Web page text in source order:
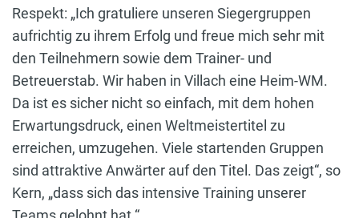
Respekt: „Ich gratuliere unseren Siegergruppen
aufrichtig zu ihrem Erfolg und freue mich sehr mit
den Teilnehmern sowie dem Trainer- und
Betreuerstab. Wir haben in Villach eine Heim-WM.
Da ist es sicher nicht so einfach, mit dem hohen
Erwartungsdruck, einen Weltmeistertitel zu
erreichen, umzugehen. Viele startenden Gruppen
sind attraktive Anwärter auf den Titel. Das zeigt“, so
Kern, „dass sich das intensive Training unserer